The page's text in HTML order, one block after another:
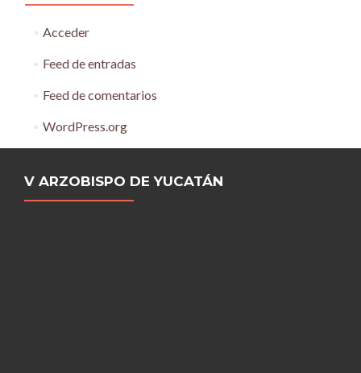
Acceder
Feed de entradas
Feed de comentarios
WordPress.org
V ARZOBISPO DE YUCATÁN